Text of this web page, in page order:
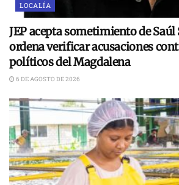
LOCALÍA
JEP acepta sometimiento de Saúl
ordena verificar acusaciones
políticos del Magdalena
6 DE AGOSTO DE 2026